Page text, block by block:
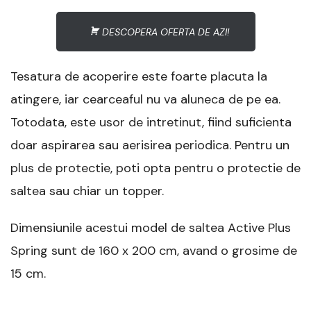
DESCOPERA OFERTA DE AZI!
Tesatura de acoperire este foarte placuta la
atingere, iar cearceaful nu va aluneca de pe ea.
Totodata, este usor de intretinut, fiind suficienta
doar aspirarea sau aerisirea periodica. Pentru un
plus de protectie, poti opta pentru o protectie de
saltea sau chiar un topper.
Dimensiunile acestui model de saltea Active Plus
Spring sunt de 160 x 200 cm, avand o grosime de
15 cm.